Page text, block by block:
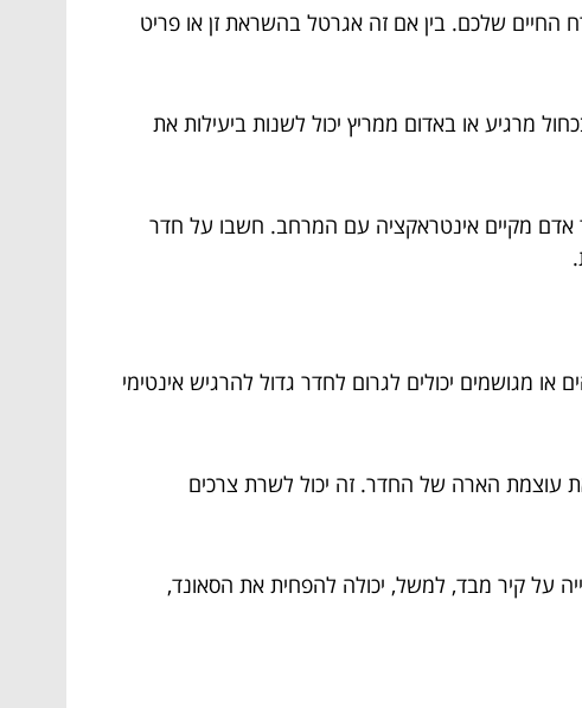
החיים שלכם. בין אם זה אגרטל בהשראת זן או פריט
מרגיע או באדום ממריץ יכול לשנות ביעילות את
אדם מקיים אינטראקציה עם המרחב. חשבו על חדר
או מגושמים יכולים לגרום לחדר גדול להרגיש אינטימי
את עוצמת הארה של החדר. זה יכול לשרת צרכים
על קיר מבד, למשל, יכולה להפחית את הסאונד,